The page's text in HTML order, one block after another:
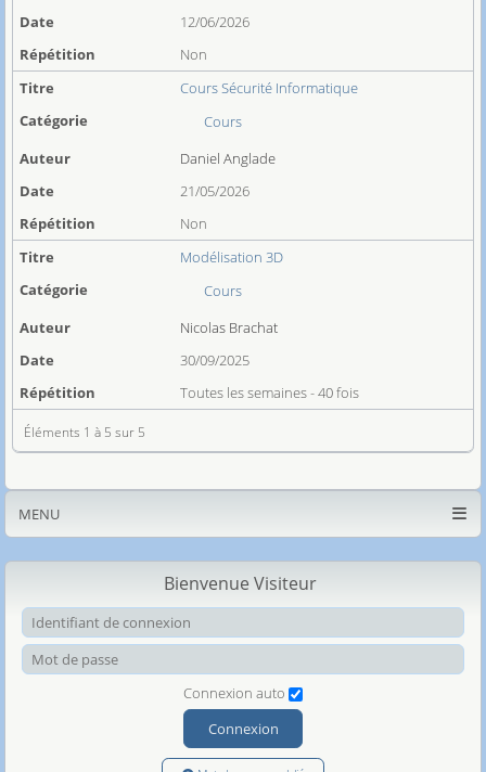
MENU
Bienvenue Visiteur
Connexion auto
Connexion
12/06/2026
Non
Cours Sécurité Informatique
Cours
Daniel Anglade
21/05/2026
Non
Modélisation 3D
Cours
Nicolas Brachat
30/09/2025
Toutes les semaines - 40 fois
Éléments 1 à 5 sur 5